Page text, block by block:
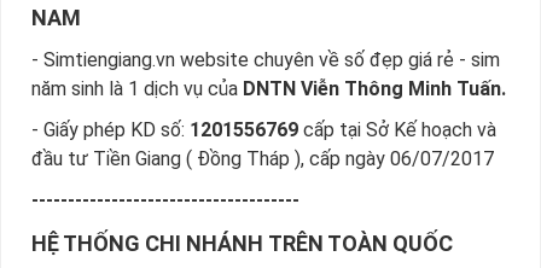
NAM
- Simtiengiang.vn website chuyên về số đẹp giá rẻ - sim
năm sinh là 1 dịch vụ của DNTN Viễn Thông Minh Tuấn.
- Giấy phép KD số: 1201556769 cấp tại Sở Kế hoạch và
đầu tư Tiền Giang ( Đồng Tháp ), cấp ngày 06/07/2017
-------------------------------------
HỆ THỐNG CHI NHÁNH TRÊN TOÀN QUỐC